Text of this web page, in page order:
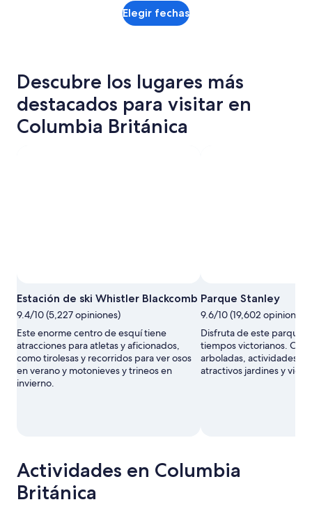
Elegir fechas
Descubre los lugares más
destacados para visitar en
Columbia Británica
Estación de ski Whistler Blackcomb
9.4/10 (5,227 opiniones)
Este enorme centro de esquí tiene
atracciones para atletas y aficionados,
como tirolesas y recorridos para ver osos
en verano y motonieves y trineos en
invierno.
Parque Stanley
9.6/10 (19,602 opiniones)
Disfruta de este parque
tiempos victorianos.
arboladas, actividades en
atractivos jardines y vida
Actividades en Columbia
Británica